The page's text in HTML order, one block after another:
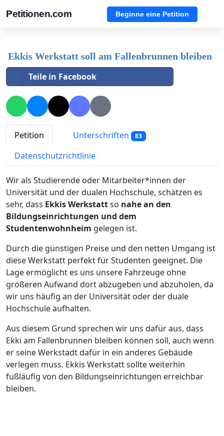
Petitionen.com Beginne eine Petition
Ekkis Werkstatt soll am Fallenbrunnen bleiben
Teile in Facebook
Petition Unterschriften 83
Datenschutzrichtlinie
Wir als Studierende oder Mitarbeiter*innen der
Universität und der dualen Hochschule, schätzen es
sehr, dass Ekkis Werkstattso nahe an den
Bildungseinrichtungen und dem
Studentenwohnheim gelegen ist.
Durch die günstigen Preise und den netten Umgang ist
diese Werkstatt perfekt für Studenten geeignet. Die
Lage ermöglicht es uns unsere Fahrzeuge ohne
größeren Aufwand dort abzugeben und abzuholen, da
wir uns häufig an der Universität oder der duale
Hochschule aufhalten.
Aus diesem Grund sprechen wir uns dafür aus, dass
Ekki am Fallenbrunnen bleiben können soll, auch wenn
er seine Werkstadt dafür in ein anderes Gebäude
verlegen muss. Ekkis Werkstatt sollte weiterhin
fußläufig von den Bildungseinrichtungen erreichbar
bleiben.